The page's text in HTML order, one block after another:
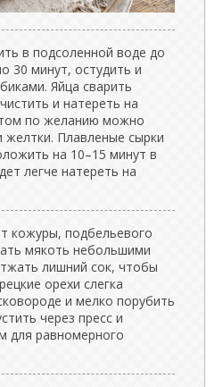
в подсоленной воде до
30 минут, остудить и
Яйца сварить
и натереть на
по желанию можно
желтки. Плавленые сырки
на 10–15 минут в
легче натереть на
кожуры, подбельевого
мякоть небольшими
лишний сок, чтобы
орехи слегка
и мелко порубить
через пресс и
для равномерного